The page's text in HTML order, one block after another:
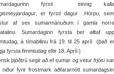
fyrsti einnig
, er fyrsti dagur Hörpu,
af sex sumarmánuðum í gamla
Sumardaginn fyrsta ber alltaf
á tímabilinu frá 19. til 25 apríl (það
fyrsta fimmtudag eftir 18. Apríl.)
þjóðtrú segir að ef sumar og vetur frjósi
niður fyrir frostmark aðfararnótt